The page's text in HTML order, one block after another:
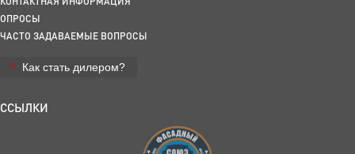
ОПРОСЫ
ЧАСТО ЗАДАВАЕМЫЕ ВОПРОСЫ
Как стать дилером?
ССЫЛКИ